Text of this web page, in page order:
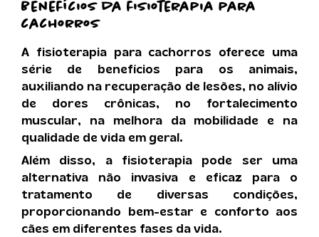
Benefícios da fisioterapia para
cachorros
A fisioterapia para cachorros oferece uma
série de benefícios para os animais,
auxiliando na recuperação de lesões, no alívio
de dores crônicas, no fortalecimento
muscular, na melhora da mobilidade e na
qualidade de vida em geral.
Além disso, a fisioterapia pode ser uma
alternativa não invasiva e eficaz para o
tratamento de diversas condições,
proporcionando bem-estar e conforto aos
cães em diferentes fases da vida.